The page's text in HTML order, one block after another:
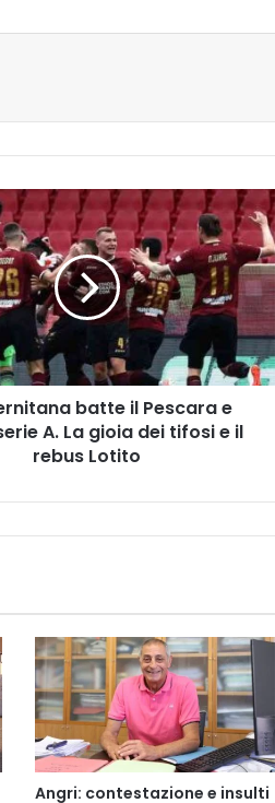
batte il Pescara e
A. La gioia dei tifosi e il
rebus Lotito
Angri: contestazione e insulti